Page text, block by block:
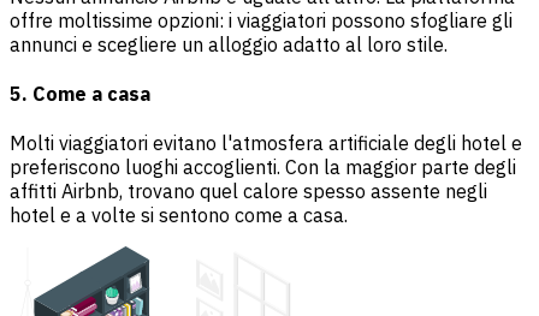
offre moltissime opzioni: i viaggiatori possono sfogliare gli
annunci e scegliere un alloggio adatto al loro stile.
5. Come a casa
Molti viaggiatori evitano l'atmosfera artificiale degli hotel e
preferiscono luoghi accoglienti. Con la maggior parte degli
affitti Airbnb, trovano quel calore spesso assente negli
hotel e a volte si sentono come a casa.